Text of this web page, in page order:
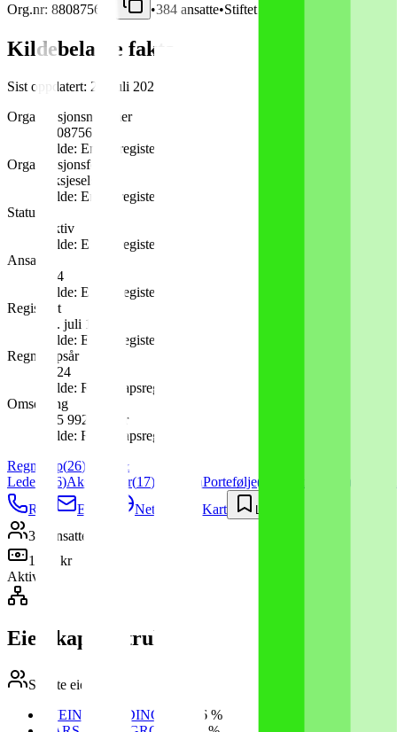
Org.nr: 880875612 •384 ansatte•Stiftet
Kildebelagte fakta
Sist oppdatert: 20. juli 2026
Organisasjonsnummer
880875612
Kilde: Enhetsregisteret
Organisasjonsform
Aksjeselskap
Kilde: Enhetsregisteret
Status
Aktiv
Kilde: Enhetsregisteret
Ansatte
384
Kilde: Enhetsregisteret
Registrert
13. juli 1999
Kilde: Enhetsregisteret
Regnskapsår
2024
Kilde: Regnskapsregisteret
Omsetning
195 992 000 kr
Kilde: Regnskapsregisteret
Regnskap(26) Styre &
Ledelse
6)Aksjonærer(17) KonsernPortefølje( (
Ring
E-post Nettside Kart Lagre
384
ansatte
100k kr
Aktiv
Eierskap & struktur
Største eiere
GJEINE HOLDING AS
52.6 %